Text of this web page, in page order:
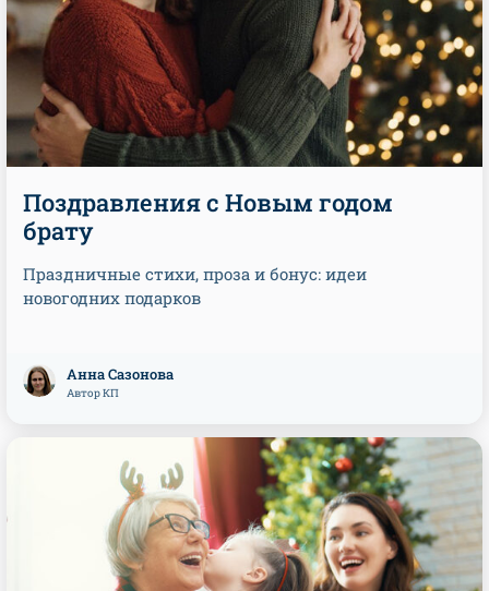
Поздравления с Новым годом
брату
Праздничные стихи, проза и бонус: идеи
новогодних подарков
Анна Сазонова
Автор КП